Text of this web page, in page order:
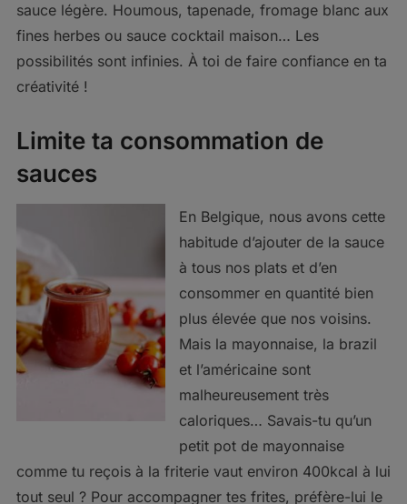
sauce légère. Houmous, tapenade, fromage blanc aux
fines herbes ou sauce cocktail maison… Les
possibilités sont infinies. À toi de faire confiance en ta
créativité !
Limite ta consommation de
sauces
En Belgique, nous avons cette
habitude d’ajouter de la sauce
à tous nos plats et d’en
consommer en quantité bien
plus élevée que nos voisins.
Mais la mayonnaise, la brazil
et l’américaine sont
malheureusement très
caloriques… Savais-tu qu’un
petit pot de mayonnaise
comme tu reçois à la friterie vaut environ 400kcal à lui
tout seul ? Pour accompagner tes frites, préfère-lui le